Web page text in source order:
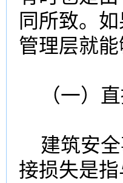
同所致。
管理层就
（一）直
建筑安全
接损失是